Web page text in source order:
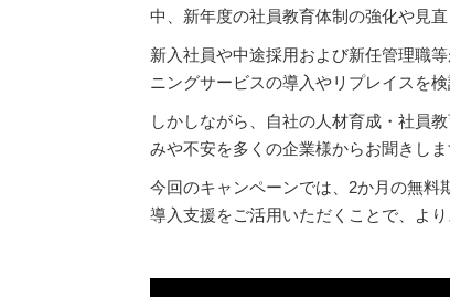
中、新年度の社員教育体制の強化や見
新入社員や中途採用および新任管理職
ニングサービスの導入やリプレイスを検
しかしながら、自社の人材育成・社員
みや不安を多くの企業様からお聞きしま
今回のキャンペーンでは、2か月の無料
導入支援をご活用いただくことで、よ